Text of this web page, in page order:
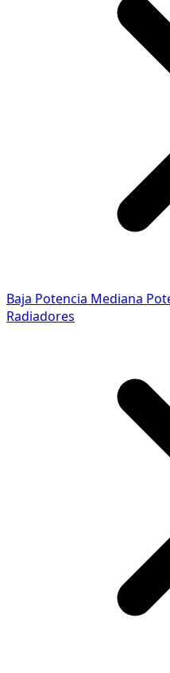
Baja Potencia Mediana
Radiadores